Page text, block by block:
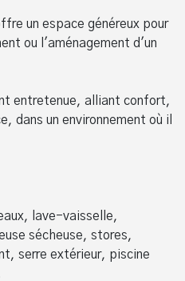
un espace généreux pour
ou l'aménagement d'un
entretenue, alliant confort,
dans un environnement où il
lave-vaisselle,
sécheuse, stores,
serre extérieur, piscine